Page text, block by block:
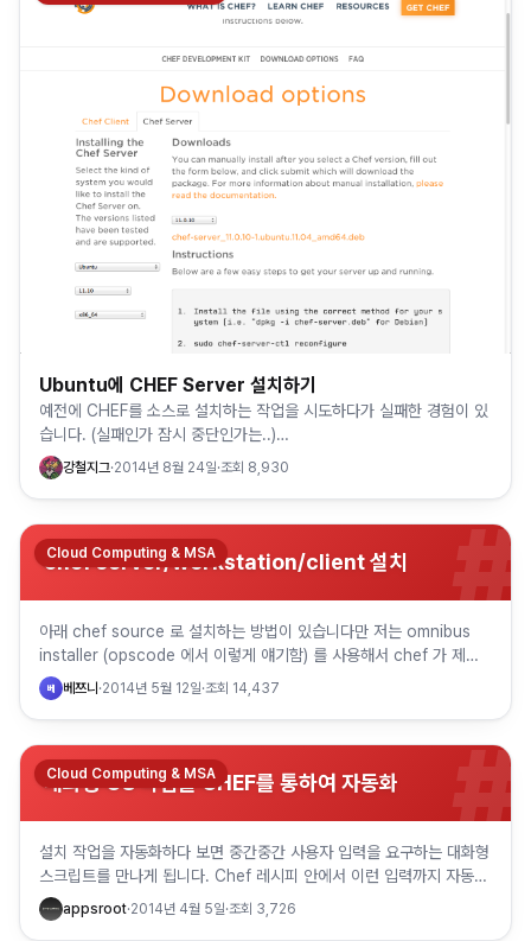
Ubuntu에 CHEF Server 설치하기
예전에 CHEF를 소스로 설치하는 작업을 시도하다가 실패한 경험이 있
습니다. (실패인가 잠시 중단인가는..)
/index.php/miscellaneous/122-chef-1 또 일전에 베쯔니님이
설…
강철지그·2014년 8월 24일·조회 8,930
chef server/workstation/client 설치 #
Cloud Computing & MSA
아래 chef source 로 설치하는 방법이 있습니다만 저는 omnibus
installer (opscode 에서 이렇게 얘기함) 를 사용해서 chef 가 제대
로 동작하기 위해 필요한 server…
베 베쯔니·2014년 5월 12일·조회 14,437
대화형 OS 작업을 CHEF를 통하여 자동화 #
Cloud Computing & MSA
설치 작업을 자동화하다 보면 중간중간 사용자 입력을 요구하는 대화형
스크립트를 만나게 됩니다. Chef 레시피 안에서 이런 입력까지 자동으
로 처리하는 방법을 고민하다가, OS에서 제공하는 expec…
appsroot·2014년 4월 5일·조회 3,726